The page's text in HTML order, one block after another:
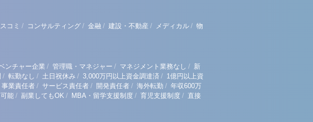
コミ / コンサルティング / 金融 / 建設・不動産 / メディカル / 物
ンチャー企業 / 管理職・マネジャー / マネジメント業務なし / 新
/ 転勤なし / 土日祝休み / 3,000万円以上資金調達済 / 1億円以上資
事業責任者 / サービス責任者 / 開発責任者 / 海外転勤 / 年収600万
能/ 副業してもOK / MBA・留学支援制度 / 育児支援制度 / 直接